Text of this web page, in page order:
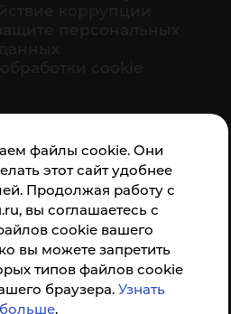
файлы cookie. Они
этот сайт удобнее
Продолжая работу с
вы соглашаетесь с
cookie вашего
вы можете запретить
типов файлов cookie
браузера.Узнать
больше.
коду, а так же по прямой
ссылке